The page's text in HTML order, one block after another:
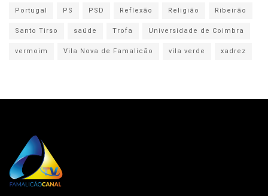
Portugal
PS PSD Reflexão Religião
Ribeirão
Santo Tirso
saúde Trofa
Universidade de Coimbra
vermoim
Vila Nova de Famalicão vila verde xadrez